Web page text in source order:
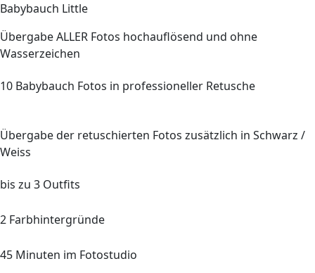
Babybauch Little
ÜbergabeALLER Fotos hochauflösend und ohne
Wasserzeichen
10 Babybauch Fotos in professioneller Retusche
Übergabe der retuschierten Fotos zusätzlich in Schwarz /
Weiss
bis zu 3 Outfits
2 Farbhintergründe
45 Minuten im Fotostudio